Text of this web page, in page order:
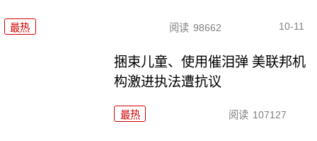
最热 阅读 98662 10-11
捆束儿童、使用催泪弹 美联邦机
构激进执法遭抗议
最热 阅读 107127